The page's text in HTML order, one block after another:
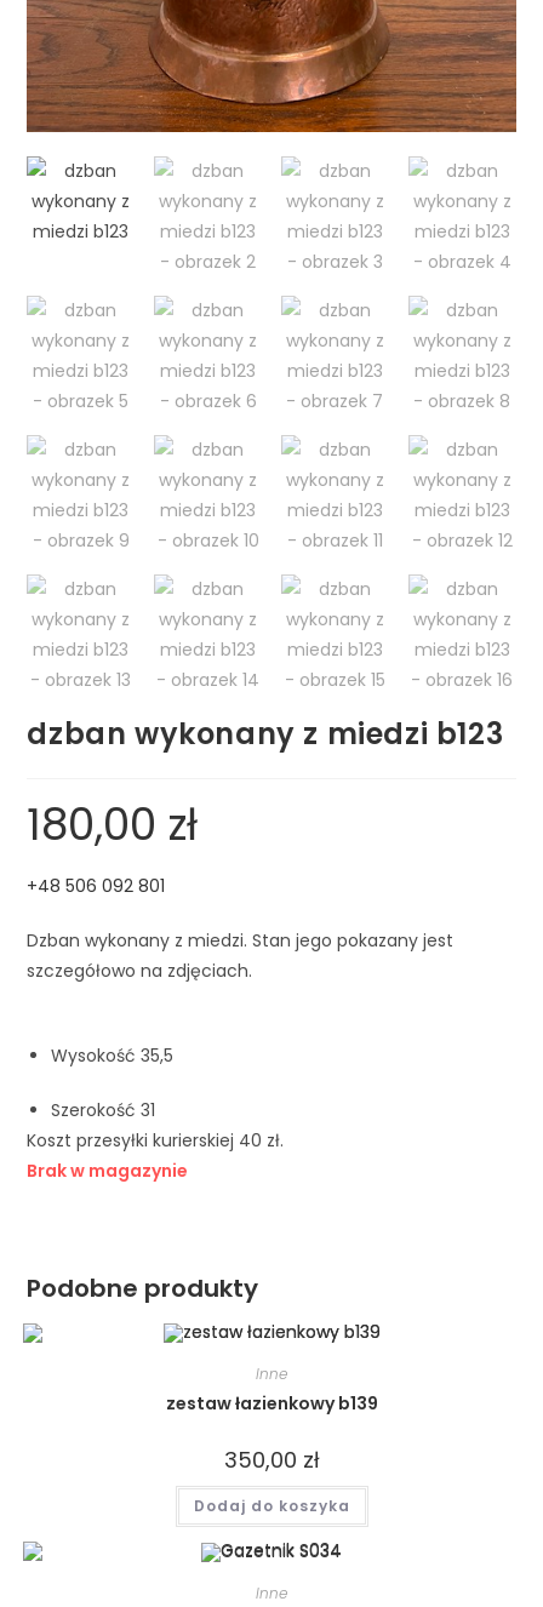
dzban wykonany z miedzi b123
180,00 zł
+48 506 092 801
Dzban wykonany z miedzi. Stan jego pokazany jest
szczegółowo na zdjęciach.
Wysokość 35,5
Szerokość 31
Koszt przesyłki kurierskiej 40 zł.
Brak w magazynie
Podobne produkty
Inne
zestaw łazienkowy b139
350,00 zł
Dodaj do koszyka
Inne